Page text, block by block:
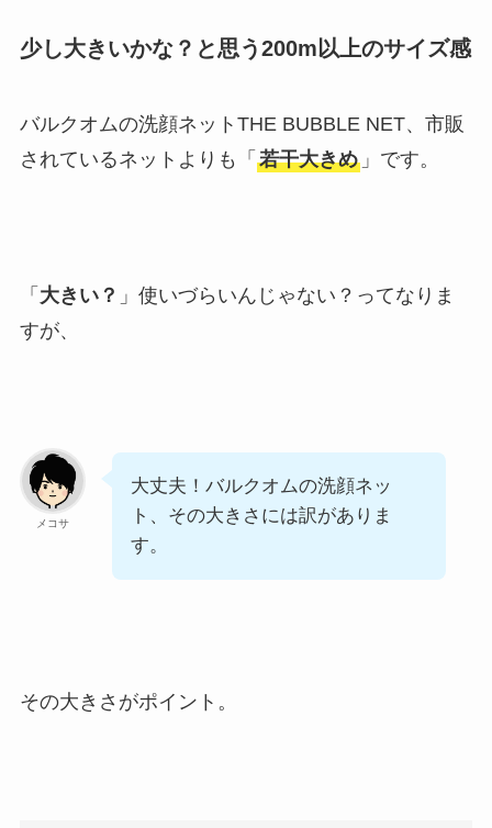
少し大きいかな？と思う200m以上のサイズ感
バルクオムの洗顔ネットTHE BUBBLE NET、市販
されているネットよりも「 若干大きめ」です。
「 大きい？ 」使いづらいんじゃない？ってなりま
すが、
メコサ
大丈夫！バルクオムの洗顔ネッ
ト、その大きさには訳がありま
す。
その大きさがポイント。